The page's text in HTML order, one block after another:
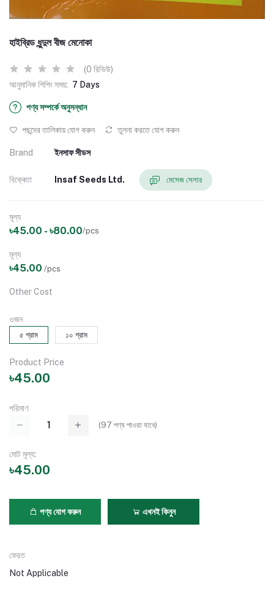
হাইব্রিড ধুন্দুল বীজ মেনোকা
(0 রিভিউ)
আনুমানিক শিপিং সময়: 7 Days
পণ্য সম্পর্কে অনুসন্ধান
পছন্দের তালিকায় যোগ করুন তুলনা করতে যোগ করুন
Brand ইনসাফ সীডস
বিক্ৰেতা Insaf Seeds Ltd. মেসেজ সেলার
মূল্য
৳45.00 - ৳80.00/pcs
মূল্য
৳45.00 /pcs
Other Cost
ওজন
৫ গ্রাম ১০ গ্রাম
Product Price
৳45.00
পরিমাণ
(97 পণ্য পাওয়া যাবে)
মোট মূল্য:
৳45.00
পণ্য যোগ করুন এখনই কিনুন
ফেরত
Not Applicable